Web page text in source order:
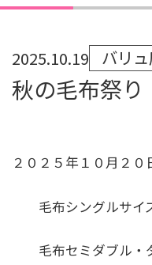
2025.10.19 バリ
秋の毛布祭り
２０２５年１０月２０
毛布シングルサ
毛布セミダブル